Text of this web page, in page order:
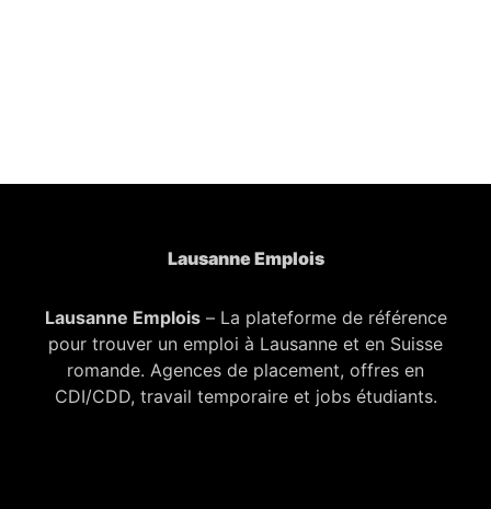
Lausanne Emplois
Lausanne Emplois– La plateforme de référence
pour trouver un emploi à Lausanne et en Suisse
romande. Agences de placement, offres en
CDI/CDD, travail temporaire et jobs étudiants.